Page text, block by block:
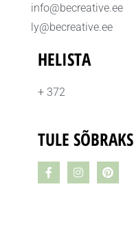
info@becreative.ee
ly@becreative.ee
HELISTA
+ 372
TULE SÕBRAKS